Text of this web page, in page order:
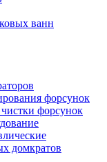
ванн
форсунок
форсунок
домкратов